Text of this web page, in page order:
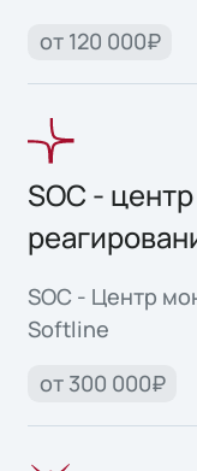
от 120 000₽
SOC -
SOC - Центр
Softline
от 300 000₽